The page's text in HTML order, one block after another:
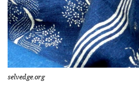
selvedge.org